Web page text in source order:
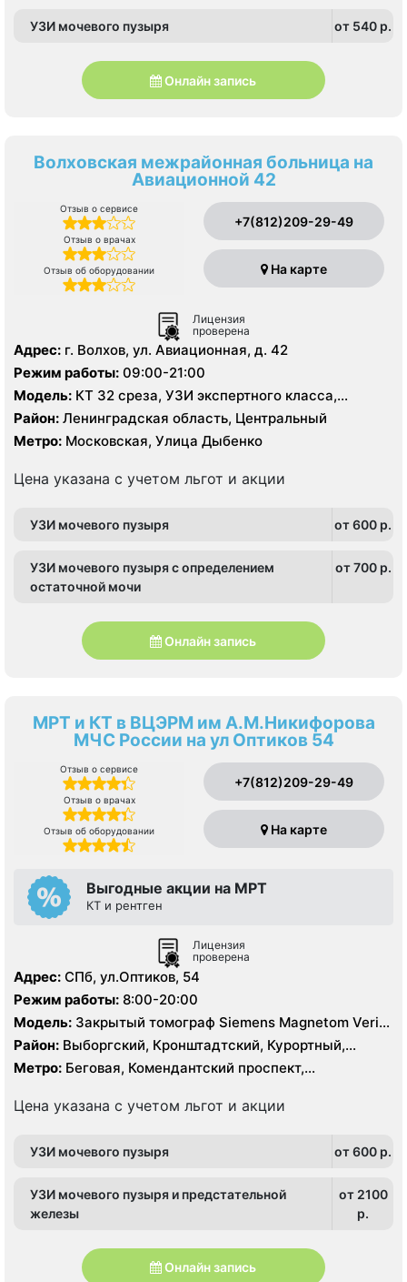
УЗИ мочевого пузыря от 540 p.
Онлайн запись
Волховская межрайонная больница на
Авиационной 42
Отзыв о сервисе
Отзыв о врачах
Отзыв об оборудовании
+7(812)209-29-49
На карте
Лицензия
проверена
Адрес: г. Волхов, ул. Авиационная, д. 42
Режим работы: 09:00-21:00
Модель: КТ 32 среза, УЗИ экспертного класса,
цифровой рентген
Район: Ленинградская область, Центральный
Метро: Московская, Улица Дыбенко
Цена указана с учетом льгот и акции
УЗИ мочевого пузыря от 600 p.
УЗИ мочевого пузыря с определением
остаточной мочи
от 700 p.
Онлайн запись
МРТ и КТ в ВЦЭРМ им А.М.Никифорова
МЧС России на ул Оптиков 54
Отзыв о сервисе
Отзыв о врачах
Отзыв об оборудовании
+7(812)209-29-49
На карте
Выгодные акции на МРТ
КТ и рентген
Лицензия
проверена
Адрес: СПб, ул.Оптиков, 54
Режим работы: 8:00-20:00
Модель: Закрытый томограф Siemens Magnetom Verio
1.5 Тесла, КТ Siemens 64 среза
Район: Выборгский, Кронштадтский, Курортный,
Ленинградская область, Приморский
Метро: Беговая, Комендантский проспект,
Цена указана с учетом льгот и акции
УЗИ мочевого пузыря от 600 p.
УЗИ мочевого пузыря и предстательной
железы
от 2100
p.
Онлайн запись